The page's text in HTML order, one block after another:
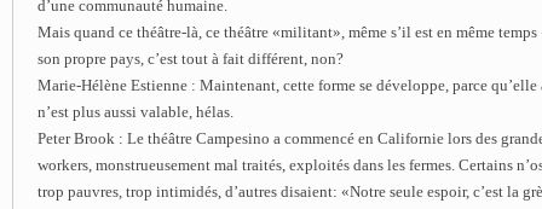
d’une communauté humaine.
Mais quand ce théâtre-là, ce théâtre «militant», même s’il est en même
son propre pays, c’est tout à fait différent, non?
Marie-Hélène Estienne : Maintenant, cette forme se développe, parce qu’elle
n’est plus aussi valable, hélas.
Peter Brook : Le théâtre Campesino a commencé en Californie lors des
workers, monstrueusement mal traités, exploités dans les fermes. Certains
trop pauvres, trop intimidés, d’autres disaient: «Notre seule espoir, c’est la